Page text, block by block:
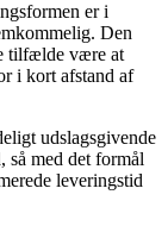
er i
Den
tilfælde være at
i kort afstand af
udslagsgivende
så med det formål
leveringstid